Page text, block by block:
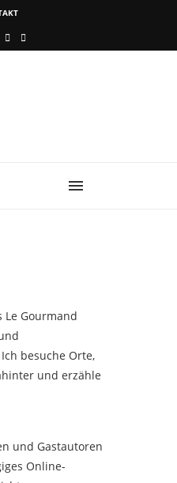
Le Gourmand
besuche Orte,
und erzähle
und Gastautoren
Online-